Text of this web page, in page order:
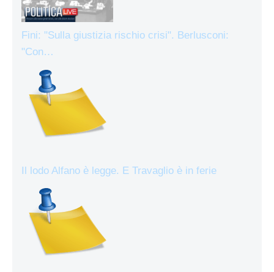
Fini: "Sulla giustizia rischio crisi". Berlusconi:
"Con…
Il lodo Alfano è legge. E Travaglio è in ferie